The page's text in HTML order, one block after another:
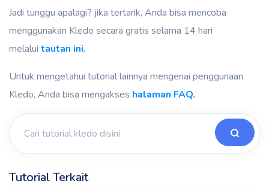
Jadi tunggu apalagi? jika tertarik, Anda bisa mencoba
menggunakan Kledo secara gratis selama 14 hari
melalui tautan ini.
Untuk mengetahui tutorial lainnya mengenai penggunaan
Kledo, Anda bisa mengakses halaman FAQ.
Tutorial Terkait